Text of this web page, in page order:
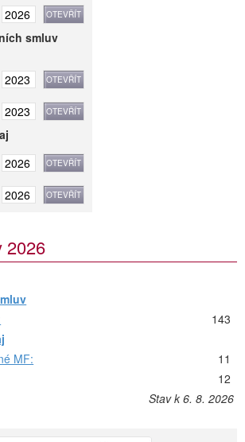
smluv
2026
143
MF:
11
12
Stav k 6. 8. 2026